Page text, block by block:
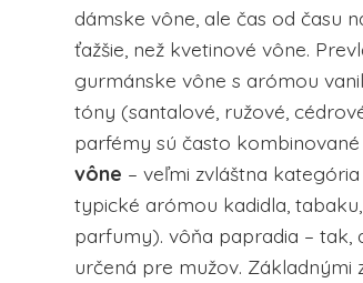
dámske vône, ale čas od času
ťažšie, než kvetinové vône.
gurmánske vône s arómou
tóny (santalové, ružové,
parfémy sú často
vône – veľmi zvláštna
typické arómou kadidla,
parfumy). vôňa papradia –
určená pre mužov. Základnými